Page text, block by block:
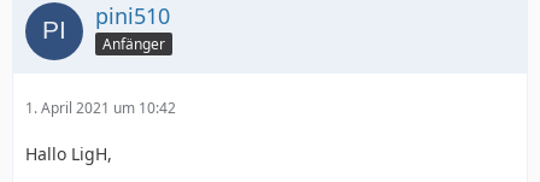
pini510
Anfänger
1. April 2021 um 10:42
Hallo LigH,